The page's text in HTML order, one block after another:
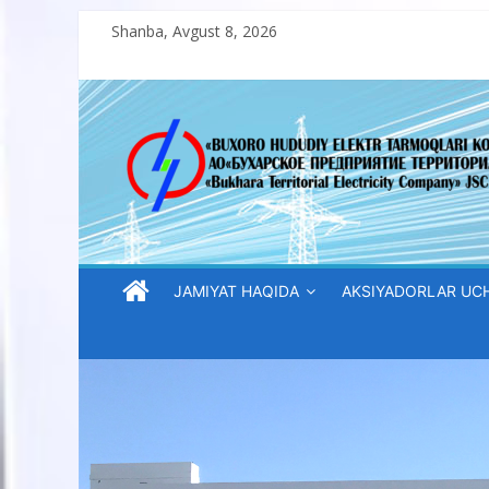
content
Shanba, Avgust 8, 2026
“Buxoro
hududiy
elektr
tarmoqlari
korxonasi”
“Buxoro
JAMIYAT HAQIDA AKSIYADORLAR